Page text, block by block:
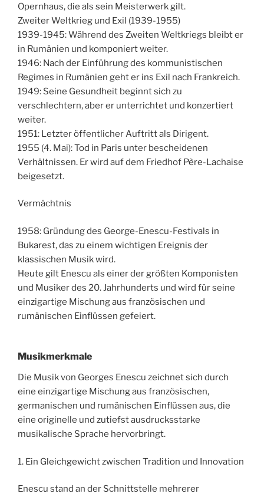
Opernhaus, die als sein Meisterwerk gilt.
Zweiter Weltkrieg und Exil (1939-1955)
1939-1945: Während des Zweiten Weltkriegs bleibt er
in Rumänien und komponiert weiter.
1946: Nach der Einführung des kommunistischen
Regimes in Rumänien geht er ins Exil nach Frankreich.
1949: Seine Gesundheit beginnt sich zu
verschlechtern, aber er unterrichtet und konzertiert
weiter.
1951: Letzter öffentlicher Auftritt als Dirigent.
1955 (4. Mai): Tod in Paris unter bescheidenen
Verhältnissen. Er wird auf dem Friedhof Père-Lachaise
beigesetzt.
Vermächtnis
1958: Gründung des George-Enescu-Festivals in
Bukarest, das zu einem wichtigen Ereignis der
klassischen Musik wird.
Heute gilt Enescu als einer der größten Komponisten
und Musiker des 20. Jahrhunderts und wird für seine
einzigartige Mischung aus französischen und
rumänischen Einflüssen gefeiert.
Musikmerkmale
Die Musik von Georges Enescu zeichnet sich durch
eine einzigartige Mischung aus französischen,
germanischen und rumänischen Einflüssen aus, die
eine originelle und zutiefst ausdrucksstarke
musikalische Sprache hervorbringt.
1. Ein Gleichgewicht zwischen Tradition und Innovation
Enescu stand an der Schnittstelle mehrerer